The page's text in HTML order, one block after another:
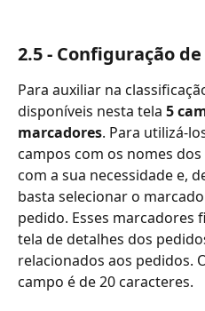
2.5 - Configuração
Para auxiliar na
disponíveis nesta tela 5
marcadores. Para utilizá-
campos com os nomes
com a sua necessidade e,
basta selecionar o
pedido. Esses marcadores
tela de detalhes dos
relacionados aos pedidos.
campo é de 20 caracteres.